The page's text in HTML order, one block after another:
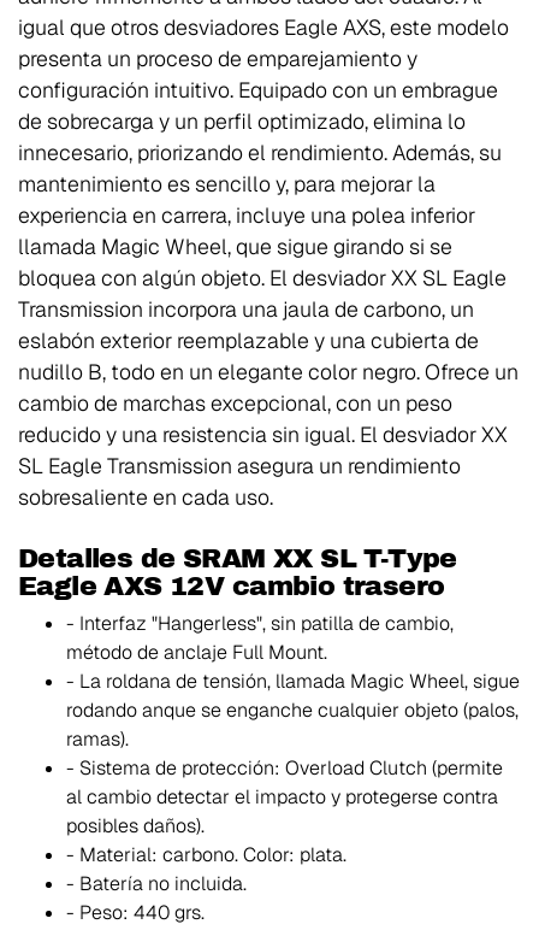
igual que otros desviadores Eagle AXS, este modelo
presenta un proceso de emparejamiento y
configuración intuitivo. Equipado con un embrague
de sobrecarga y un perfil optimizado, elimina lo
innecesario, priorizando el rendimiento. Además, su
mantenimiento es sencillo y, para mejorar la
experiencia en carrera, incluye una polea inferior
llamada Magic Wheel, que sigue girando si se
bloquea con algún objeto. El desviador XX SL Eagle
Transmission incorpora una jaula de carbono, un
eslabón exterior reemplazable y una cubierta de
nudillo B, todo en un elegante color negro. Ofrece un
cambio de marchas excepcional, con un peso
reducido y una resistencia sin igual. El desviador XX
SL Eagle Transmission asegura un rendimiento
sobresaliente en cada uso.
Detalles de SRAM XX SL T-Type
Eagle AXS 12V cambio trasero
- Interfaz "Hangerless", sin patilla de cambio,
método de anclaje Full Mount.
- La roldana de tensión, llamada Magic Wheel, sigue
rodando anque se enganche cualquier objeto (palos,
ramas).
- Sistema de protección: Overload Clutch (permite
al cambio detectar el impacto y protegerse contra
posibles daños).
- Material: carbono. Color: plata.
- Batería no incluida.
- Peso: 440 grs.